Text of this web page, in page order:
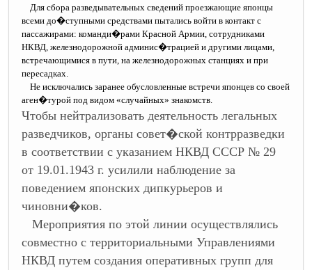
Для сбора разведывательных сведений проезжающие японцы
всеми до�ступными средствами пытались войти в контакт с
пассажирами: команди�рами Красной Армии, сотрудниками
НКВД, железнодорожной админис�трацией и другими лицами,
встречающимися в пути, на железнодорожных станциях и при
пересадках.
Не исключались заранее обусловленные встречи японцев со своей
аген�турой под видом «случайных» знакомств.
Чтобы нейтрализовать деятельность легальных
разведчиков, органы совет�ской контрразведки
в соответствии с указанием НКВД СССР № 29
от 19.01.1943 г. усилили наблюдение за
поведением японских дипкурьеров и
чиновни�ков.
Мероприятия по этой линии осуществлялись
совместно с территориальными Управлениями
НКВД путем создания оперативных групп для